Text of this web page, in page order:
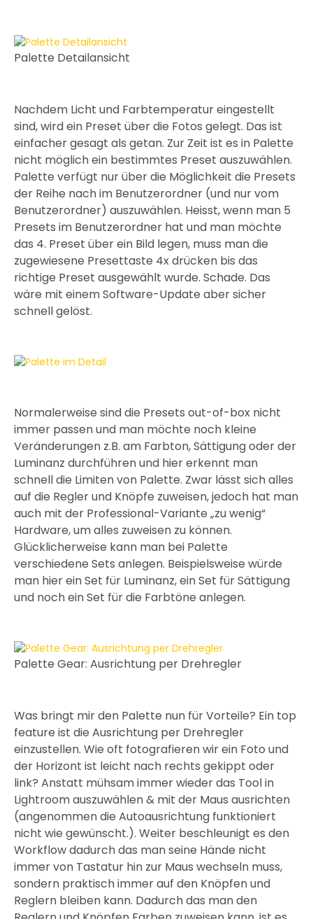
Palette Detailansicht
Nachdem Licht und Farbtemperatur eingestellt
sind, wird ein Preset über die Fotos gelegt. Das ist
einfacher gesagt als getan. Zur Zeit ist es in Palette
nicht möglich ein bestimmtes Preset auszuwählen.
Palette verfügt nur über die Möglichkeit die Presets
der Reihe nach im Benutzerordner (und nur vom
Benutzerordner) auszuwählen. Heisst, wenn man 5
Presets im Benutzerordner hat und man möchte
das 4. Preset über ein Bild legen, muss man die
zugewiesene Presettaste 4x drücken bis das
richtige Preset ausgewählt wurde. Schade. Das
wäre mit einem Software-Update aber sicher
schnell gelöst.
Normalerweise sind die Presets out-of-box nicht
immer passen und man möchte noch kleine
Veränderungen z.B. am Farbton, Sättigung oder der
Luminanz durchführen und hier erkennt man
schnell die Limiten von Palette. Zwar lässt sich alles
auf die Regler und Knöpfe zuweisen, jedoch hat man
auch mit der Professional-Variante „zu wenig“
Hardware, um alles zuweisen zu können.
Glücklicherweise kann man bei Palette
verschiedene Sets anlegen. Beispielsweise würde
man hier ein Set für Luminanz, ein Set für Sättigung
und noch ein Set für die Farbtöne anlegen.
Palette Gear: Ausrichtung per Drehregler
Was bringt mir den Palette nun für Vorteile? Ein top
feature ist die Ausrichtung per Drehregler
einzustellen. Wie oft fotografieren wir ein Foto und
der Horizont ist leicht nach rechts gekippt oder
link? Anstatt mühsam immer wieder das Tool in
Lightroom auszuwählen & mit der Maus ausrichten
(angenommen die Autoausrichtung funktioniert
nicht wie gewünscht.). Weiter beschleunigt es den
Workflow dadurch das man seine Hände nicht
immer von Tastatur hin zur Maus wechseln muss,
sondern praktisch immer auf den Knöpfen und
Reglern bleiben kann. Dadurch das man den